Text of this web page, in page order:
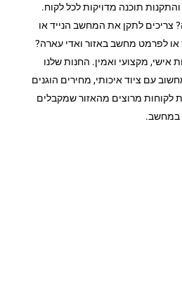
תוכנה מדויקות לכל לקוח.
לתקן את המחשב הנייד או
או לפרמט מחשב באזור ואדי עארה?
אישי, מקצועי ואמין. החנות שלנו
עם ציוד איכותי, מחירים הוגנים
לקוחות מרוצים מהאזור שמקבלים
במחשב.